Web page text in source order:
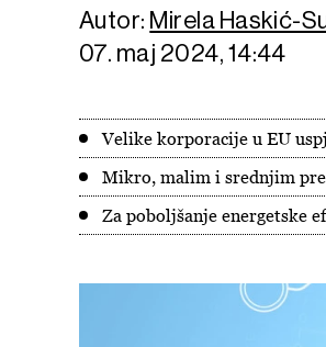
Autor: Mirela Haskić-
07. maj 2024, 14:44
Velike korporacije u EU
Mikro, malim i srednjim
Za poboljšanje energetske